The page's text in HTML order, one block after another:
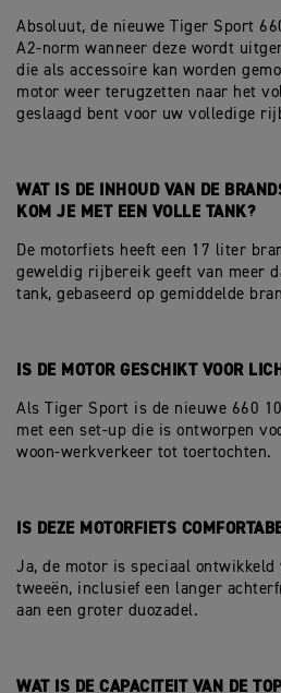
Absoluut, de nieuwe Tiger Sport
A2-norm wanneer deze wordt
die als accessoire kan worden
motor weer terugzetten naar het
geslaagd bent voor uw volledige
WAT IS DE INHOUD VAN DE
KOM JE MET EEN VOLLE TANK?
De motorfiets heeft een 17 liter
geweldig rijbereik geeft van meer
tank, gebaseerd op gemiddelde
IS DE MOTOR GESCHIKT VOOR
Als Tiger Sport is de nieuwe 660
met een set-up die is ontworpen
woon-werkverkeer tot toertochten.
IS DEZE MOTORFIETS
Ja, de motor is speciaal ontwikkeld
tweeën, inclusief een langer
aan een groter duozadel.
WAT IS DE CAPACITEIT VAN DE